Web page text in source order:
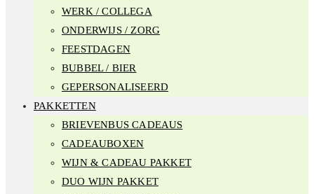
WERK / COLLEGA
ONDERWIJS / ZORG
FEESTDAGEN
BUBBEL / BIER
GEPERSONALISEERD
PAKKETTEN
BRIEVENBUS CADEAUS
CADEAUBOXEN
WIJN & CADEAU PAKKET
DUO WIJN PAKKET